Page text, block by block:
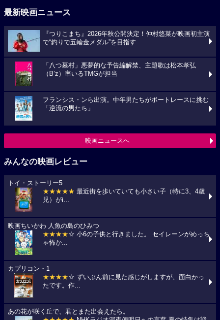
最新映画ニュース
『つりこまち』2026年秋公開決定！仲村悠菜が映画初主演
で“釣りで五輪金メダル”を目指す
「八つ墓村」悪夢的な予告編解禁、主題歌は松本孝弘
（B’z）率いるTMGが担当
フランシス・ンら出演。中年男たちがボートレースに挑む
「逆流の男たち」
映画ニュースへ
みんなの映画レビュー
トイ・ストーリー5
★★★★★ 最近街を歩いていても小さい子（特に3、4歳
児）がi...
映画ちいかわ 人魚の島のひみつ
★★★★☆ 小6の子供と行きました。 セイレーンがめっち
ゃ怖か...
カプリコン・1
★★★★☆ ずいぶん前に見た感じがしますが、面白かっ
たです。作...
あの花が咲く丘で、君とまた出会えたら。